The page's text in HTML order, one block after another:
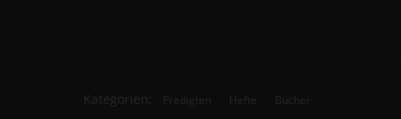
Kategorien: Predigten Hefte Bücher